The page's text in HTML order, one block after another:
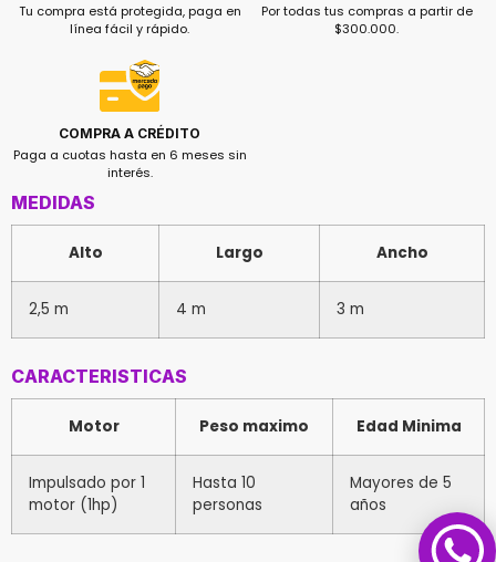
Tu compra está protegida, paga en
línea fácil y rápido.
Por todas tus compras a partir de
$300.000.
COMPRA A CRÉDITO
Paga a cuotas hasta en 6 meses sin
interés.
MEDIDAS
Alto Largo Ancho
2,5 m 4 m 3 m
CARACTERISTICAS
Motor Peso maximo Edad Minima
Impulsado por 1
motor (1hp)
Hasta 10
personas
Mayores de 5
años